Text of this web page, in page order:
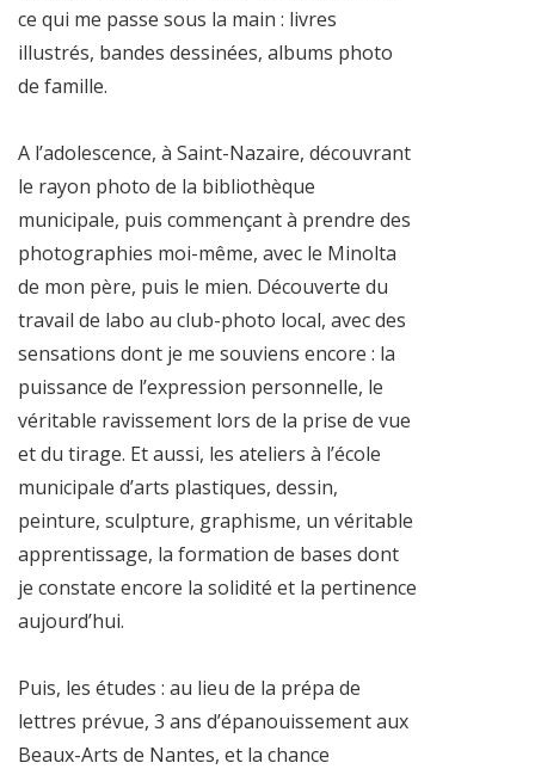
ce qui me passe sous la main : livres
illustrés, bandes dessinées, albums photo
de famille.
A l’adolescence, à Saint-Nazaire, découvrant
le rayon photo de la bibliothèque
municipale, puis commençant à prendre des
photographies moi-même, avec le Minolta
de mon père, puis le mien. Découverte du
travail de labo au club-photo local, avec des
sensations dont je me souviens encore : la
puissance de l’expression personnelle, le
véritable ravissement lors de la prise de vue
et du tirage. Et aussi, les ateliers à l’école
municipale d’arts plastiques, dessin,
peinture, sculpture, graphisme, un véritable
apprentissage, la formation de bases dont
je constate encore la solidité et la pertinence
aujourd’hui.
Puis, les études : au lieu de la prépa de
lettres prévue, 3 ans d’épanouissement aux
Beaux-Arts de Nantes, et la chance